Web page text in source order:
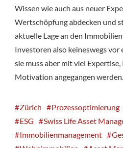
Wissen wie auch aus neuer
Wertschöpfung abdecken und
aktuelle Lage an den
Investoren also keineswegs vor
sie muss aber mit viel Expertise,
Motivation angegangen werden.
Zürich Prozessoptimierung
ESG
Swiss Life Asset
Immobilienmanagement